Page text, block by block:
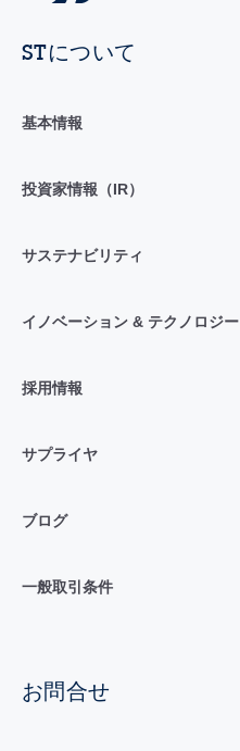
STについて
基本情報
投資家情報（IR）
サステナビリティ
イノベーション & テクノロジー
採用情報
サプライヤ
ブログ
一般取引条件
お問合せ